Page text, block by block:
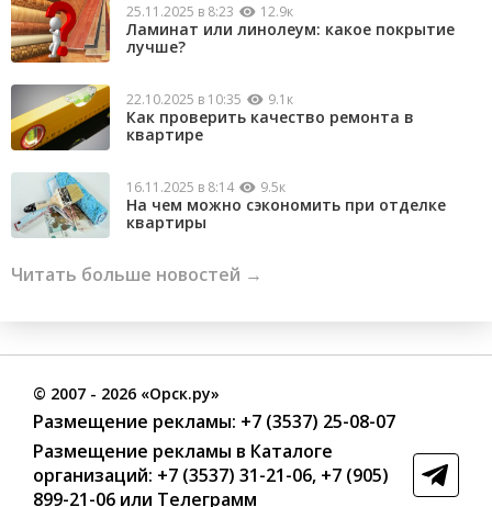
25.11.2025 в 8:23 12.9к
Ламинат или линолеум: какое покрытие
лучше?
22.10.2025 в 10:35 9.1к
Как проверить качество ремонта в
квартире
16.11.2025 в 8:14 9.5к
На чем можно сэкономить при отделке
квартиры
Читать больше новостей →
© 2007 - 2026 «Орск.ру»
Размещение рекламы: +7 (3537) 25-08-07
Размещение рекламы в Каталоге
организаций: +7 (3537) 31-21-06, +7 (905)
899-21-06 или Телеграмм